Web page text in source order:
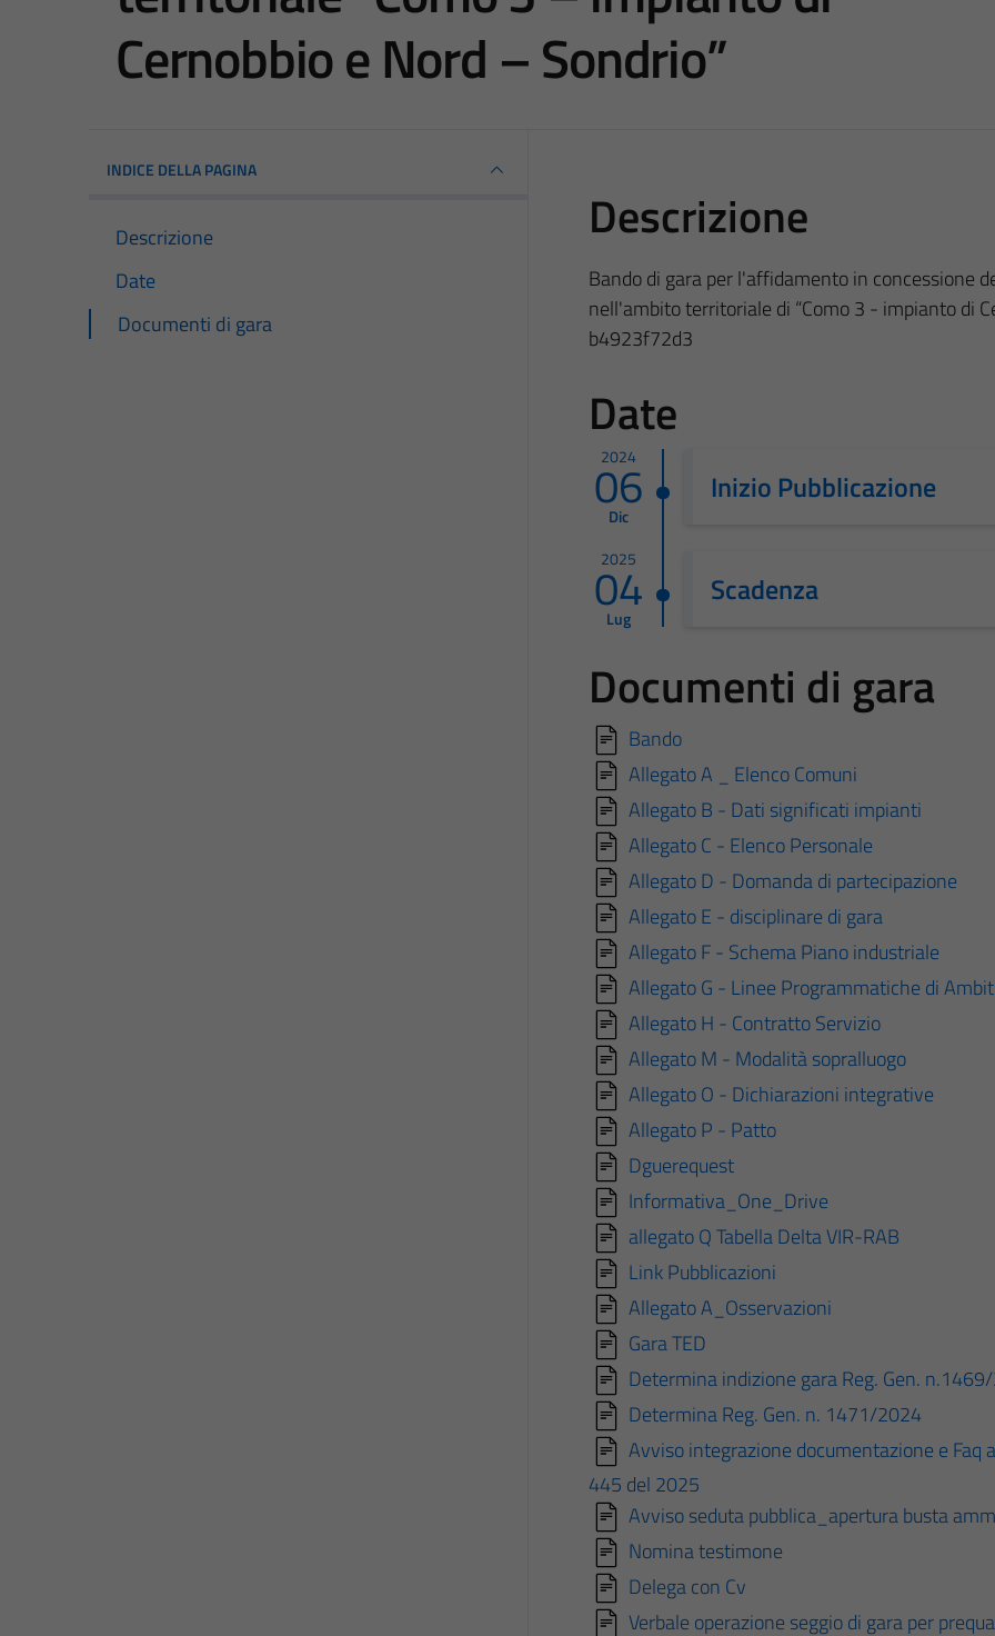
Cernobbio e Nord – Sondrio”
INDICE DELLA PAGINA
Descrizione
Date
Documenti di gara
Descrizione
Bando di gara per l'affidamento in concessione
nell'ambito territoriale di “Como 3 - impianto di
b4923f72d3
Date
2024
06
Dic
Inizio Pubblicazione
2025
04
Lug
Scadenza
Documenti di gara
Bando
Allegato A _ Elenco Comuni
Allegato B - Dati significati impianti
Allegato C - Elenco Personale
Allegato D - Domanda di partecipazione
Allegato E - disciplinare di gara
Allegato F - Schema Piano industriale
Allegato G - Linee Programmatiche di
Allegato H - Contratto Servizio
Allegato M - Modalità sopralluogo
Allegato O - Dichiarazioni integrative
Allegato P - Patto
Dguerequest
Informativa_One_Drive
allegato Q Tabella Delta VIR-RAB
Link Pubblicazioni
Allegato A_Osservazioni
Gara TED
Determina indizione gara Reg. Gen.
Determina Reg. Gen. n. 1471/2024
Avviso integrazione documentazione e
445 del 2025
Avviso seduta pubblica_apertura busta
Nomina testimone
Delega con Cv
Verbale operazione seggio di gara per